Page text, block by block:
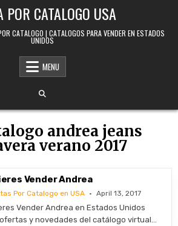
POR CATALOGO USA
CATALOGO | CATALOGOS PARA VENDER EN ESTADOS
UNIDOS
MENU
andrea jeans
verano 2017
Vender Andrea
Por Catalogo en USA April 13, 2017
Vender Andrea en Estados Unidos
y novedades del catálogo virtual…